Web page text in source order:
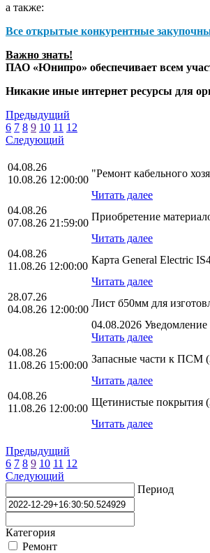
а также:
Все открытые конкурентные
Важно знать!
ПАО «Юнипро» обеспечивает всем
Никакие иные интернет ресурсы для
Предыдущий
6 7 8 9 10 11 12
Следующий
04.08.26
10.08.26 12:00:00
"Ремонт кабельного
Читать далее
04.08.26
07.08.26 21:59:00
Приобретение
Читать далее
04.08.26
11.08.26 12:00:00
Карта General Electric
Читать далее
28.07.26
04.08.26 12:00:00
Лист б50мм для
04.08.2026
Читать далее
04.08.26
11.08.26 15:00:00
Запасные части к ПСМ
Читать далее
04.08.26
11.08.26 12:00:00
Щетинистые покрытия
Читать далее
Предыдущий
6 7 8 9 10 11 12
Следующий
Период
Категория
Ремонт